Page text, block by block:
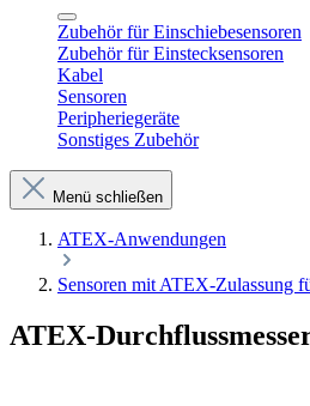
Zubehör für Einschiebesensoren
Zubehör für Einstecksensoren
Kabel
Sensoren
Peripheriegeräte
Sonstiges Zubehör
Menü schließen
ATEX-Anwendungen
Sensoren mit ATEX-Zulassung
ATEX-